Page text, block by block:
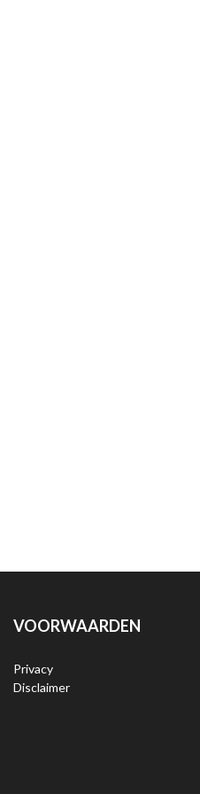
VOORWAARDEN
Privacy
Disclaimer